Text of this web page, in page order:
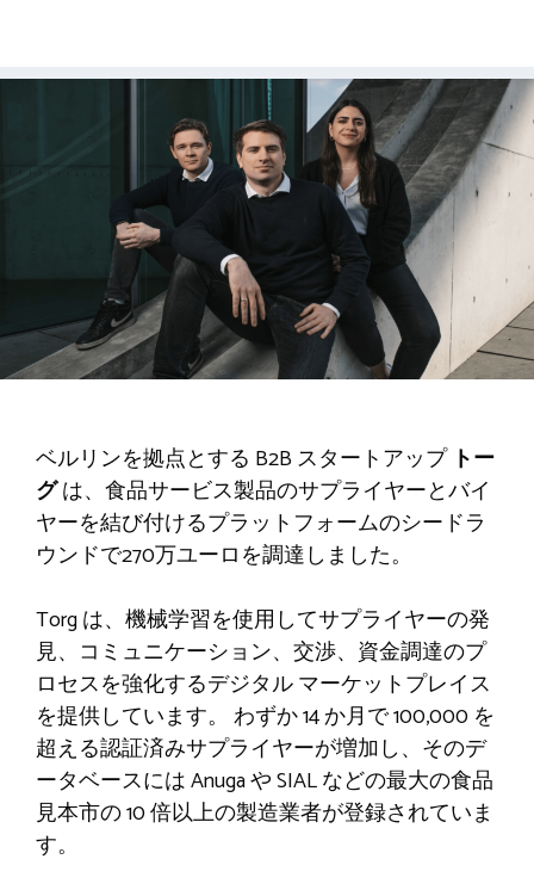
ベルリンを拠点とする B2B スタートアップ トー
グは、食品サービス製品のサプライヤーとバイ
ヤーを結び付けるプラットフォームのシードラ
ウンドで270万ユーロを調達しました。
Torg は、機械学習を使用してサプライヤーの発
見、コミュニケーション、交渉、資金調達のプ
ロセスを強化するデジタル マーケットプレイス
を提供しています。 わずか 14 か月で 100,000 を
超える認証済みサプライヤーが増加し、そのデ
ータベースには Anuga や SIAL などの最大の食品
見本市の 10 倍以上の製造業者が登録されていま
す。